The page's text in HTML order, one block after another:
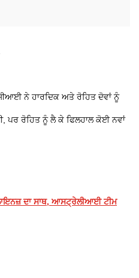
ਨੇ ਹਾਰਦਿਕ ਅਤੇ ਰੋਹਿਤ ਦੋਵਾਂ ਨੂੰ
ਪਰ ਰੋਹਿਤ ਨੂੰ ਲੈ ਕੇ ਫਿਲਹਾਲ ਕੋਈ ਨਵਾਂ
ਦਾ ਸਾਥ, ਆਸਟ੍ਰੇਲੀਆਈ ਟੀਮ